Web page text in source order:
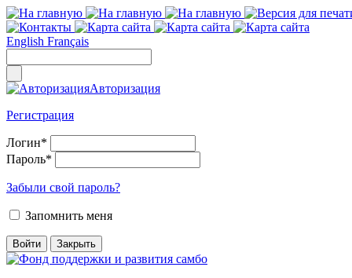
English Français
Авторизация
Регистрация
Логин*
Пароль*
Забыли свой пароль?
Запомнить меня